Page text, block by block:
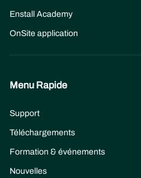
Enstall Academy
OnSite application
Menu Rapide
Support
Téléchargements
Formation & événements
Nouvelles